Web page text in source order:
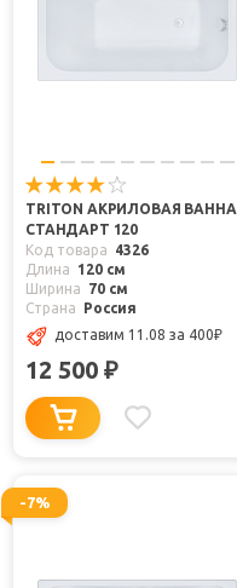
TRITON АКРИЛОВАЯ ВАННА
СТАНДАРТ 120
Код товара
4326
Длина
120 см
Ширина
70 см
Страна
Россия
доставим 11.08 за 400₽
12 500 ₽
-7%